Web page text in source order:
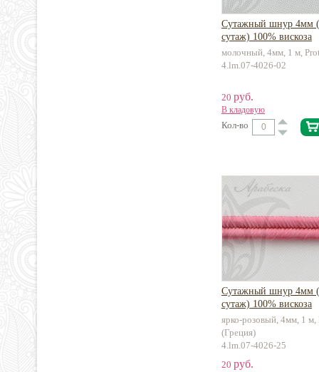
Сутажный шнур 4мм
сутаж) 100% вискоза
молочный, 4мм, 1 м,
4.lm.07-4026-02
20 руб.
В кладовую
Кол-во
Сутажный шнур 4мм
сутаж) 100% вискоза
ярко-розовый, 4мм, 1 м,
(Греция)
4.lm.07-4026-25
20 руб.